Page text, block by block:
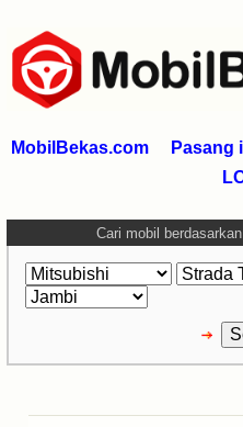
MobilBekas.com Pasang
Cari mobil